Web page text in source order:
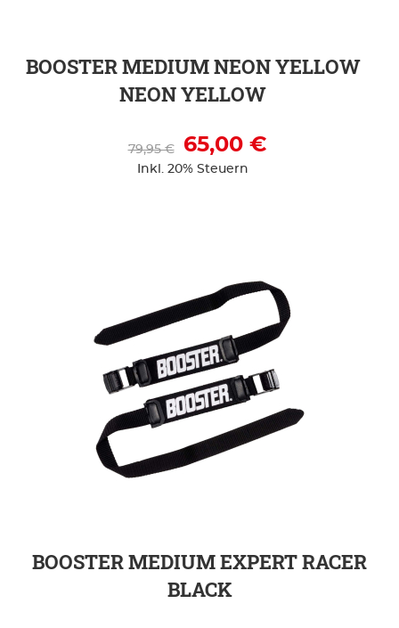
BOOSTER MEDIUM NEON YELLOW
NEON YELLOW
65,00 €
79,95 €
Inkl. 20% Steuern
BOOSTER MEDIUM EXPERT RACER
BLACK
ZUR DETAILSEITE